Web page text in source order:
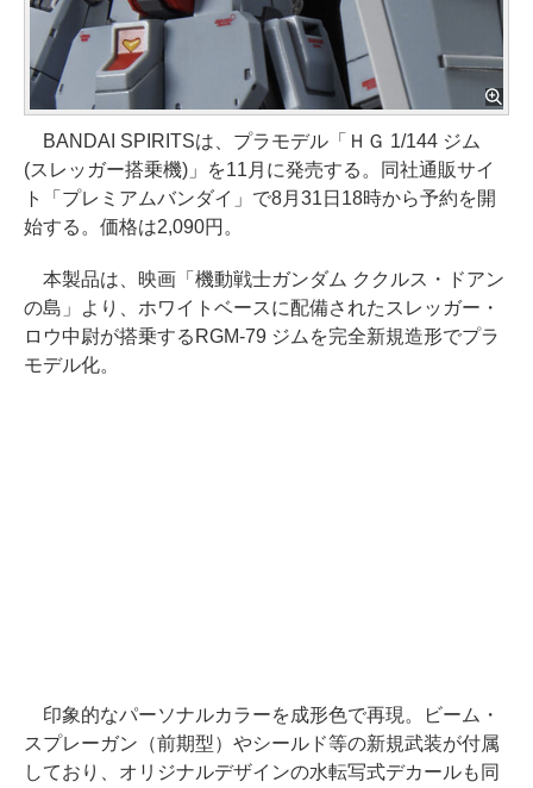
BANDAI SPIRITSは、プラモデル「ＨＧ 1/144 ジム
(スレッガー搭乗機)」を11月に発売する。同社通販サイ
ト「プレミアムバンダイ」で8月31日18時から予約を開
始する。価格は2,090円。
本製品は、映画「機動戦士ガンダム ククルス・ドアン
の島」より、ホワイトベースに配備されたスレッガー・
ロウ中尉が搭乗するRGM-79 ジムを完全新規造形でプラ
モデル化。
印象的なパーソナルカラーを成形色で再現。ビーム・
スプレーガン（前期型）やシールド等の新規武装が付属
しており、オリジナルデザインの水転写式デカールも同